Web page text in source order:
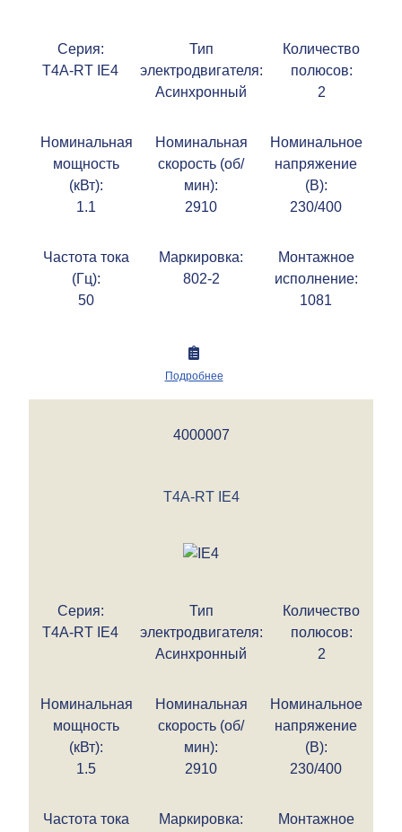
Серия:
T4A-RT IE4
Тип
электродвигателя:
Асинхронный
Количество
полюсов:
2
Номинальная
мощность
(кВт):
1.1
Номинальная
скорость (об/
мин):
2910
Номинальное
напряжение
(В):
230/400
Частота тока
(Гц):
50
Маркировка:
802-2
Монтажное
исполнение:
1081
Подробнее
4000007
T4A-RT IE4
Серия:
T4A-RT IE4
Тип
электродвигателя:
Асинхронный
Количество
полюсов:
2
Номинальная
мощность
(кВт):
1.5
Номинальная
скорость (об/
мин):
2910
Номинальное
напряжение
(В):
230/400
Частота тока Маркировка: Монтажное